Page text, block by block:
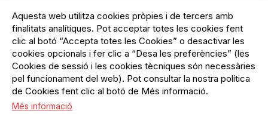
emprendedor, uniendo a
migrantes y locales en una
experiencia única de
integración cultural.
Aquesta web utilitza cookies pròpies i de tercers amb
finalitats analítiques. Pot acceptar totes les cookies fent
clic al botó “Accepta totes les Cookies” o desactivar les
cookies opcionals i fer clic a “Desa les preferències” (les
Cookies de sessió i les cookies tècniques són necessàries
pel funcionament del web). Pot consultar la nostra política
de Cookies fent clic al botó de Més informació.
Més informació